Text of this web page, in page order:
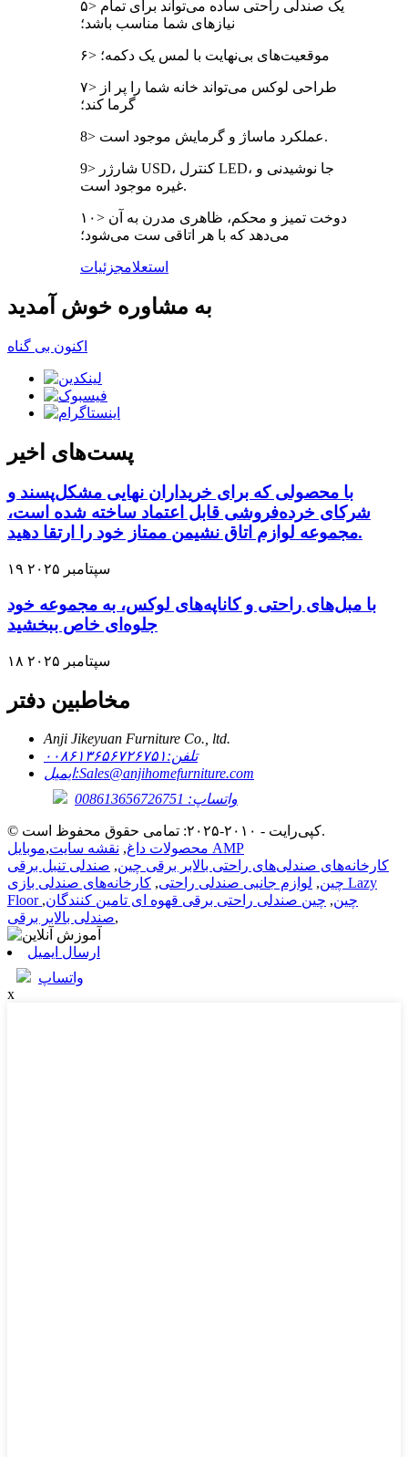
۵> یک صندلی راحتی ساده می‌تواند برای تمام
نیازهای شما مناسب باشد؛
۶> موقعیت‌های بی‌نهایت با لمس یک دکمه؛
۷> طراحی لوکس می‌تواند خانه شما را پر از
گرما کند؛
8> عملکرد ماساژ و گرمایش موجود است.
9> شارژر USD، کنترل LED، جا نوشیدنی و
غیره موجود است.
۱۰> دوخت تمیز و محکم، ظاهری مدرن به آن
می‌دهد که با هر اتاقی ست می‌شود؛
استعلامجزئیات
به مشاوره خوش آمدید
اکنون بی گناه
پست‌های اخیر
با محصولی که برای خریداران نهایی مشکل‌پسند و
شرکای خرده‌فروشی قابل اعتماد ساخته شده است،
مجموعه لوازم اتاق نشیمن ممتاز خود را ارتقا دهید.
۱۹ سپتامبر ۲۰۲۵
با مبل‌های راحتی و کاناپه‌های لوکس، به مجموعه خود
جلوه‌ای خاص ببخشید
۱۸ سپتامبر ۲۰۲۵
مخاطبین دفتر
Anji Jikeyuan Furniture Co., ltd.
تلفن:۰۰۸۶۱۳۶۵۶۷۲۶۷۵۱
ایمیل:Sales@anjihomefurniture.com
واتساپ: 008613656726751
© کپی‌رایت - ۲۰۱۰-۲۰۲۵: تمامی حقوق محفوظ است.
محصولات داغ, نقشه سایت,
موبایل AMP
کارخانه‌های صندلی‌های راحتی بالابر برقی چین, صندلی تنبل برقی
چین, لوازم جانبی صندلی راحتی, کارخانه‌های صندلی بازی Lazy
Floor چین, چين صندلی راحتی برقی قهوه ای تامین کنندگان,
صندلی بالابر برقی,
ارسال ایمیل
واتساپ
x